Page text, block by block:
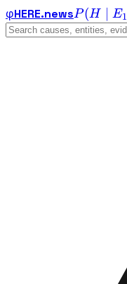
φHERE.newsP(H E1